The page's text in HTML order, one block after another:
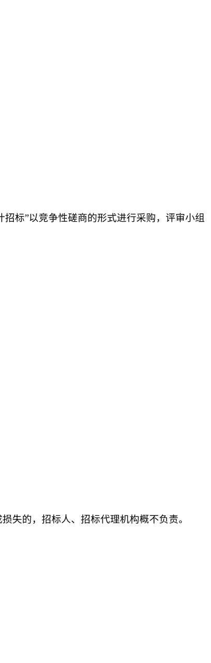
标”以竞争性磋商的形式进行采购，评审小组
失的，招标人、招标代理机构概不负责。